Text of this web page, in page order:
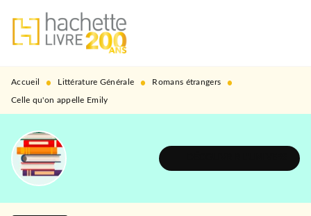
MENU RECHERCHE
PIED DE PAGE
Accueil • Littérature Générale • Romans étrangers •
Celle qu'on appelle Emily